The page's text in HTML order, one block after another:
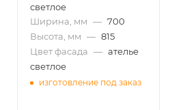
светлое
Ширина, мм — 700
Высота, мм — 815
Цвет фасада — ателье
светлое
изготовление под заказ